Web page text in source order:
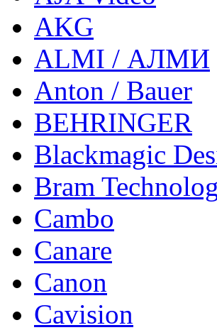
AKG
ALMI / АЛМИ
Anton / Bauer
BEHRINGER
Blackmagic
Bram
Cambo
Canare
Canon
Cavision